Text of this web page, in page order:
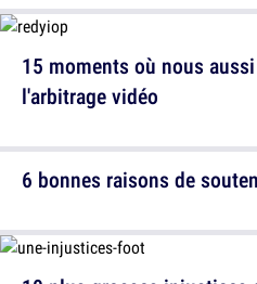
15 moments où nous
l'arbitrage vidéo
6 bonnes raisons de